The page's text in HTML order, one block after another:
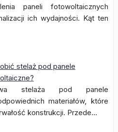
paneli fotowoltaicznych
ich wydajności. Kąt ten
stelaż pod panele
stelaża pod panele
materiałów, które
konstrukcji. Przede…